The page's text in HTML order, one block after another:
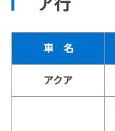
車 名
アクア